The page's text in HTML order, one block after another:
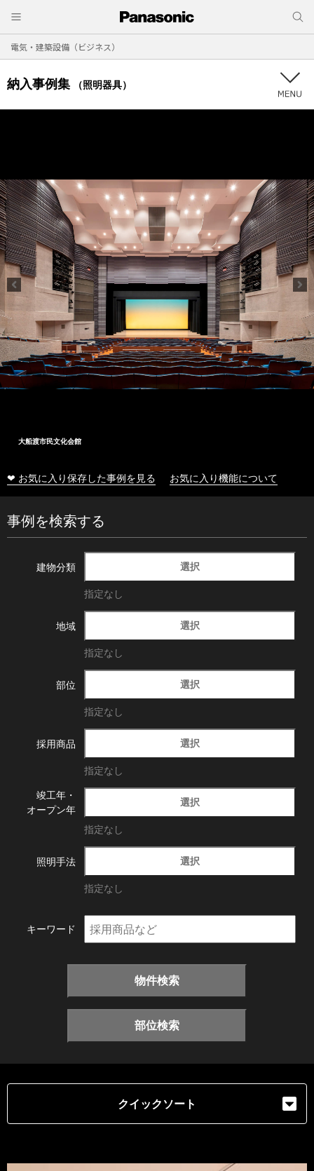
電気・建築設備（ビジネス）
納入事例集 （照明器具）
大船渡市民文化会館
❤ お気に入り保存した事例を見る お気に入り機能について
事例を検索する
建物分類 選択
指定なし
地域 選択
指定なし
部位 選択
指定なし
採用商品 選択
指定なし
竣工年・
オープン年
選択
指定なし
照明手法 選択
指定なし
キーワード
物件検索
部位検索
クイックソート